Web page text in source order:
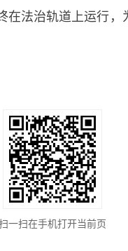
法治轨道上运行
一扫在手机打开当前页